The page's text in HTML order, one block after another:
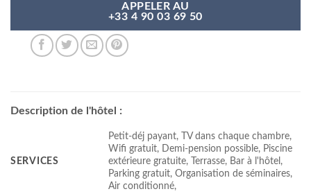
APPELER AU
+33 4 90 03 69 50
Description de l'hôtel :
SERVICES
Petit-déj payant, TV dans chaque chambre,
Wifi gratuit, Demi-pension possible, Piscine
extérieure gratuite, Terrasse, Bar à l'hôtel,
Parking gratuit, Organisation de séminaires,
Air conditionné,